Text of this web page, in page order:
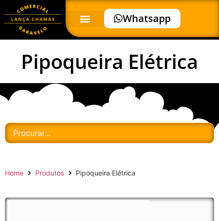
Whatsapp
Pipoqueira Elétrica
Home Produtos Pipoqueira Elétrica